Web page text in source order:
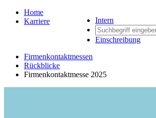
Intern
Einschreibung
Home
Karriere
Firmenkontaktmessen
Rückblicke
Firmenkontaktmesse 2025